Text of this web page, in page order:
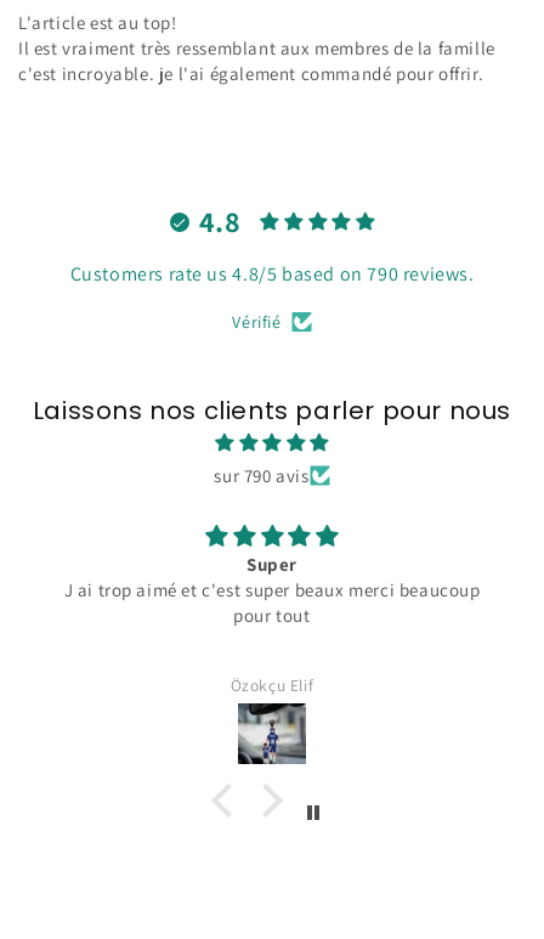
L'article est au top!
Il est vraiment très ressemblant aux membres de la famille
c'est incroyable. je l'ai également commandé pour offrir.
4.8
Customers rate us 4.8/5 based on 790 reviews.
Vérifié
Laissons nos clients parler pour nous
sur 790 avis
Super
J ai trop aimé et c'est super beaux merci beaucoup
pour tout
Özokçu Elif